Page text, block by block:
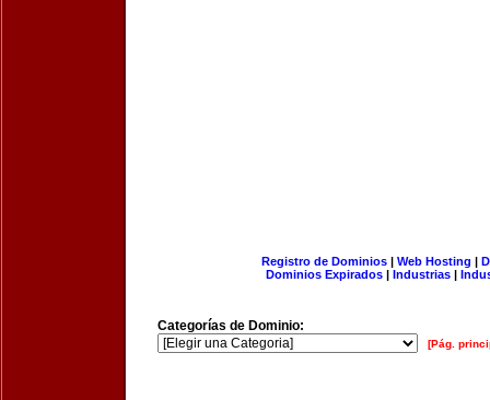
Registro de Dominios| Web Hosting |
Dominios Expirados | Industrias |
Categorías de Dominio:
[Pág.